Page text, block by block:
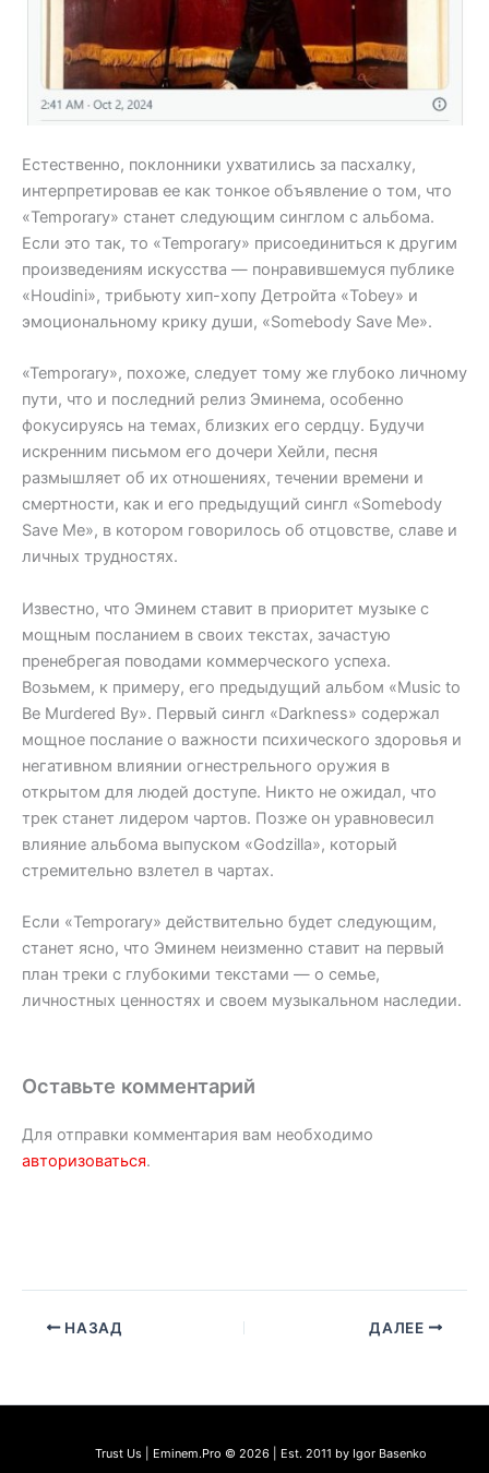
Естественно, поклонники ухватились за пасхалку,
интерпретировав ее как тонкое объявление о том, что
«Temporary» станет следующим синглом с альбома.
Если это так, то «Temporary» присоединиться к другим
произведениям искусства — понравившемуся публике
«Houdini», трибьюту хип-хопу Детройта «Tobey» и
эмоциональному крику души, «Somebody Save Me».
«Temporary», похоже, следует тому же глубоко личному
пути, что и последний релиз Эминема, особенно
фокусируясь на темах, близких его сердцу. Будучи
искренним письмом его дочери Хейли, песня
размышляет об их отношениях, течении времени и
смертности, как и его предыдущий сингл «Somebody
Save Me», в котором говорилось об отцовстве, славе и
личных трудностях.
Известно, что Эминем ставит в приоритет музыке с
мощным посланием в своих текстах, зачастую
пренебрегая поводами коммерческого успеха.
Возьмем, к примеру, его предыдущий альбом «Music to
Be Murdered By». Первый сингл «Darkness» содержал
мощное послание о важности психического здоровья и
негативном влиянии огнестрельного оружия в
открытом для людей доступе. Никто не ожидал, что
трек станет лидером чартов. Позже он уравновесил
влияние альбома выпуском «Godzilla», который
стремительно взлетел в чартах.
Если «Temporary» действительно будет следующим,
станет ясно, что Эминем неизменно ставит на первый
план треки с глубокими текстами — о семье,
личностных ценностях и своем музыкальном наследии.
Оставьте комментарий
Для отправки комментария вам необходимо
авторизоваться.
НАЗАД ДАЛЕЕ
Trust Us | Eminem.Pro © 2026 | Est. 2011 by Igor Basenko